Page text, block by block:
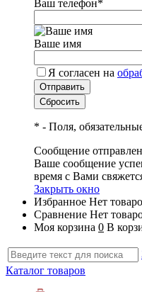
Ваш телефон*
Ваше имя
Я согласен на
* - Поля,
Сообщение
Ваше сообщение
время с Вами
Закрыть окно
Избранное Нет
Сравнение Нет
Моя корзина 0 В
Каталог товаров